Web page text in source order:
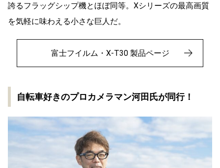
誇るフラッグシップ機とほぼ同等。Xシリーズの最高画質
を気軽に味わえる小さな巨人だ。
富士フイルム・X-T30 製品ページ
自転車好きのプロカメラマン河田氏が同行！